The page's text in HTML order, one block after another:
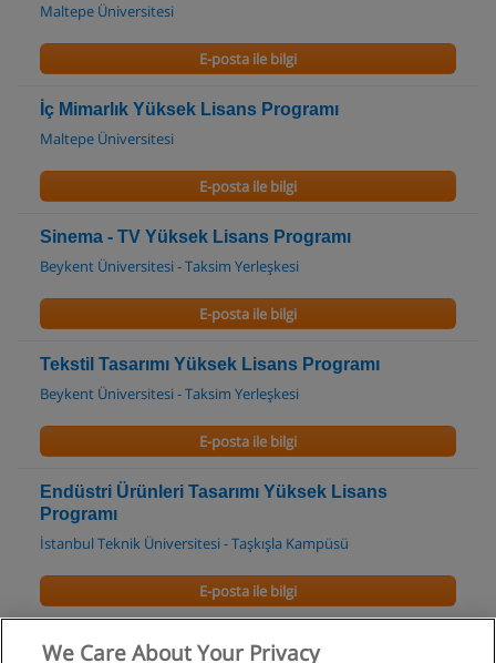
Maltepe Üniversitesi
E-posta ile bilgi
İç Mimarlık Yüksek Lisans Programı
Maltepe Üniversitesi
E-posta ile bilgi
Sinema - TV Yüksek Lisans Programı
Beykent Üniversitesi - Taksim Yerleşkesi
E-posta ile bilgi
Tekstil Tasarımı Yüksek Lisans Programı
Beykent Üniversitesi - Taksim Yerleşkesi
E-posta ile bilgi
Endüstri Ürünleri Tasarımı Yüksek Lisans
Programı
İstanbul Teknik Üniversitesi - Taşkışla Kampüsü
E-posta ile bilgi
Endüstri Ürünleri Tasarımı Doktora Programı
We Care About Your Privacy